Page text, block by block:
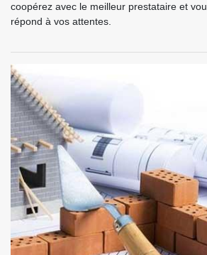
coopérez avec le meilleur prestataire et
répond à vos attentes.